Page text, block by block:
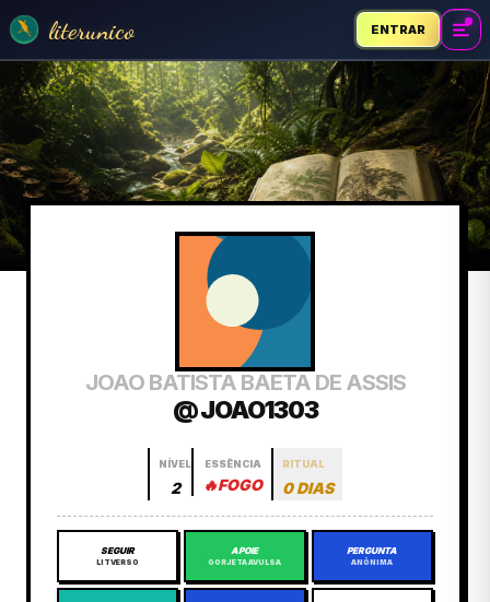
literunico ENTRAR
JOAO BATISTA BAETA DE ASSIS
@ JOAO1303
NÍVEL
2
ESSÊNCIA
🔥FOGO
RITUAL
0 DIAS
SEGUIR
LITVERSO
APOIE
GORJETA AVULSA
PERGUNTA
ANÔNIMA